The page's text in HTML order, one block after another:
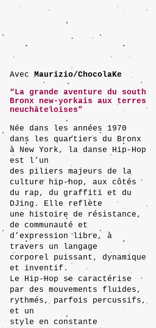
AvecMaurizio/ChocolaKe
“La grande aventure du south
Bronx new-yorkais aux terres
neuchâteloises”
Née dans les années 1970
dans les quartiers du Bronx
à New York, la danse Hip-Hop
est l’un
des piliers majeurs de la
culture hip-hop, aux côtés
du rap, du graffiti et du
DJing. Elle reflète
une histoire de résistance,
de communauté et
d’expression libre, à
travers un langage
corporel puissant, dynamique
et inventif.
Le Hip-Hop se caractérise
par des mouvements fluides,
rythmés, parfois percussifs,
et un
style en constante